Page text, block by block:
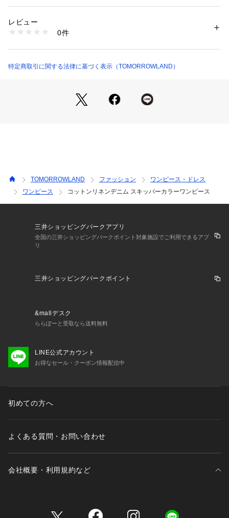
シャツテールのデザインが軽やかな印象で、フラットシューズ
やサンダルとも好相性。
さらりと纏うだけでこなれ感のあるスタイリングが決まるアイ
素材：コットン67％　リネン33％
洗濯：洗濯不可、漂白不可、タンブル乾燥不可、アイロン仕上げ可、ドラ
イ可、ウエットクリーニング可
商品番号：1095000002028 （モール）
レビュー
0件
特定商取引に関する法律に基づく表示（TOMORROWLAND）
TOMORROWLAND ファッション
ワンピース・ドレス
ワンピース
コットンリネンデニム スキッパーカラーワンピース
三井ショッピングパークアプリ
全国の三井ショッピングパークポイント対象施設でご利用できるアプ
リ
三井ショッピングパークポイント
&mallデスク
ららぽーと受取なら送料無料
LINE公式アカウント
お得なセール・クーポン情報配信中
初めての方へ
よくある質問・お問い合わせ
会社概要・利用規約など